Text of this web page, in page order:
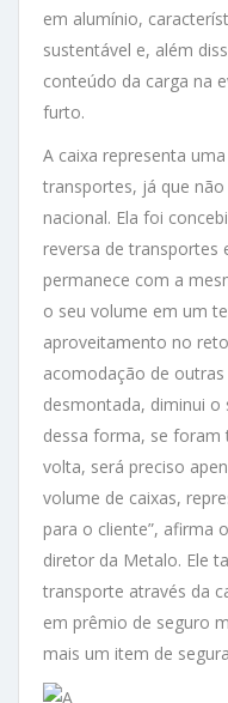
em alumínio,
sustentável e, além
conteúdo da carga na
furto.
A caixa representa
transportes, já que
nacional. Ela foi
reversa de transportes
permanece com a
o seu volume em um
aproveitamento no
acomodação de outras
desmontada, diminui o
dessa forma, se foram
volta, será preciso
volume de caixas,
para o cliente”, afirma
diretor da Metalo. Ele
transporte através da
em prêmio de seguro
mais um item de